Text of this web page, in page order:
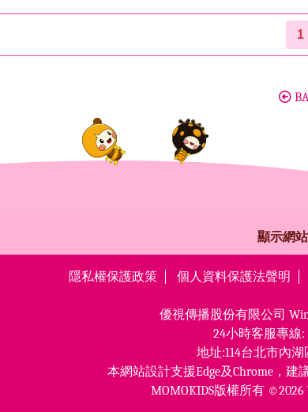
1
顯示網
隱私權保護政策 個人資料保護法聲明
優視傳播股份有限公司
24小時客服專線:
地址:114台北市內
本網站設計支援Edge及Chrome， 建
MOMOKIDS版權所有 ©2026